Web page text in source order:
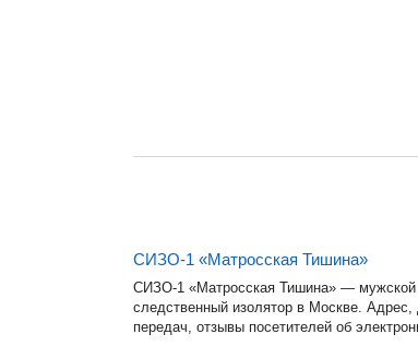
СИЗО-1 «Матросская Тишина»
СИЗО-1 «Матросская Тишина» — мужской
следственный изолятор в Москве. Адрес,
передач, отзывы посетителей об